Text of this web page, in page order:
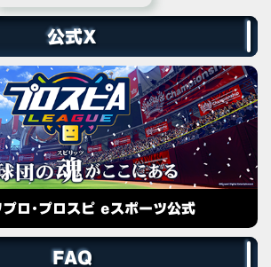
公式X
ロ・プロスピ eスポーツ公式
FAQ